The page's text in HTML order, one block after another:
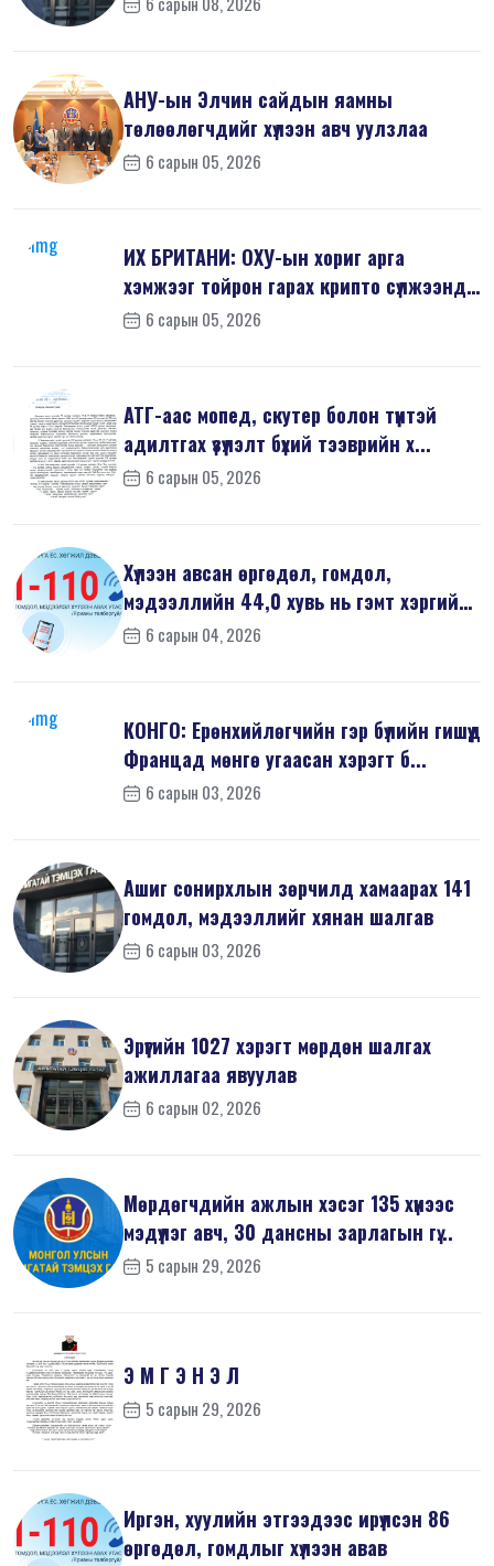
АНУ-ын Элчин сайдын яамны
төлөөлөгчдийг хүлээн авч уулзлаа
6 сарын 05, 2026
ИХ БРИТАНИ: ОХУ-ын хориг арга
хэмжээг тойрон гарах крипто сүлжээнд
хор...6 сарын 05, 2026
АТГ-аас мопед, скутер болон түүнтэй
адилтгах үзүүлэлт бүхий тээврийн х...
6 сарын 05, 2026
Хүлээн авсан өргөдөл, гомдол,
мэдээллийн 44,0 хувь нь гэмт хэргийн
шин...
6 сарын 04, 2026
КОНГО: Ерөнхийлөгчийн гэр бүлийн гишүүд
Францад мөнгө угаасан хэрэгт б...
6 сарын 03, 2026
Ашиг сонирхлын зөрчилд хамаарах 141
гомдол, мэдээллийг хянан шалгав
6 сарын 03, 2026
Эрүүгийн 1027 хэрэгт мөрдөн шалгах
ажиллагаа явуулав
6 сарын 02, 2026
Мөрдөгчдийн ажлын хэсэг 135 хүнээс
мэдүүлэг авч, 30 дансны зарлагын гү...
5 сарын 29, 2026
Э М Г Э Н Э Л
5 сарын 29, 2026
Иргэн, хуулийн этгээдээс ирүүлсэн 86
өргөдөл, гомдлыг хүлээн авав